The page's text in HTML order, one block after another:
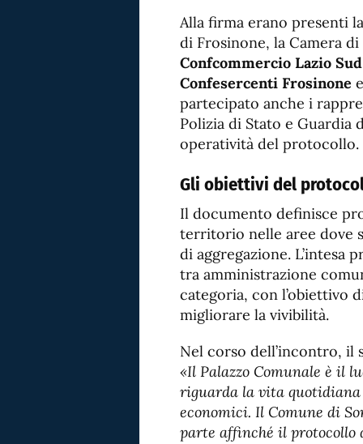
Alla firma erano presenti
di Frosinone, la Camera
Confcommercio Lazio Sud
Confesercenti Frosinone
partecipato anche i
Polizia di Stato e Guardia
operatività del protocollo.
Gli obiettivi del
Il documento definisce
territorio nelle aree dove
di aggregazione.
tra amministrazione
categoria, con l’obiettivo
migliorare la vivibilità.
Nel corso dell’incontro, il
«Il Palazzo Comunale è il
riguarda la vita
economici. Il Comune di
parte affinché il